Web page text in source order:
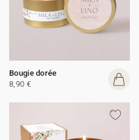
Bougie dorée
8,90 €